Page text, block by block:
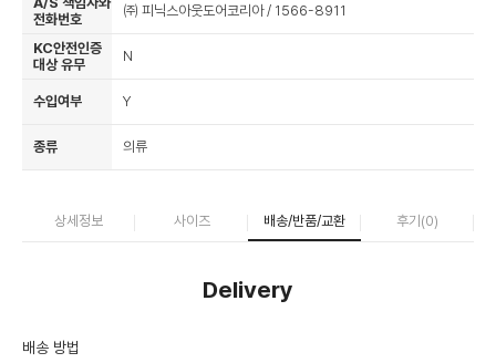
전화번호
㈜ 피닉스아웃도어코리아 / 1566-8911
KC안전인증
대상 유무
N
수입여부 Y
종류 의류
상세정보 사이즈 배송/반품/교환 후기(0)
Delivery
배송 방법